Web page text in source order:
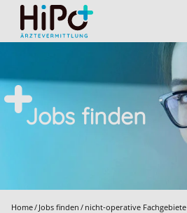
Skip to main content
Jobs finden
Home Jobs finden nicht-operative Fachgebiete